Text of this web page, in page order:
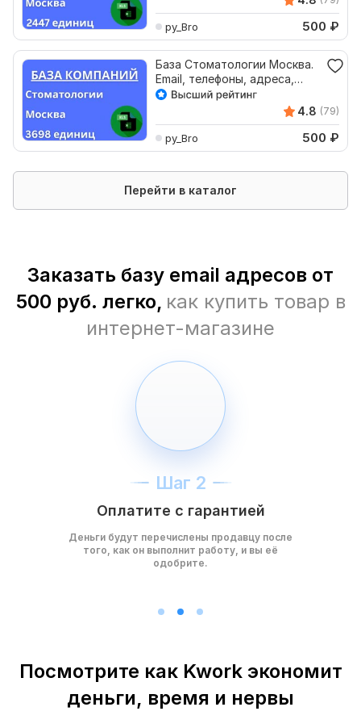
py_Bro 500 ₽
База Стоматологии Москва.
Email, телефоны, адреса,
соцсети
4.8 (79)
py_Bro 500 ₽
Перейти в каталог
Заказать базу email адресов от
500 руб. легко, как купить товар в
интернет-магазине
Шаг 2
Оплатите с гарантией
Деньги будут перечислены продавцу после
того, как он выполнит работу, и вы её
одобрите.
Посмотрите как Kwork экономит
деньги, время и нервы